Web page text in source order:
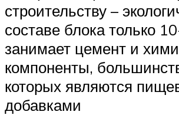
строительству –
составе блока только
занимает цемент и
компоненты,
которых являются
добавками